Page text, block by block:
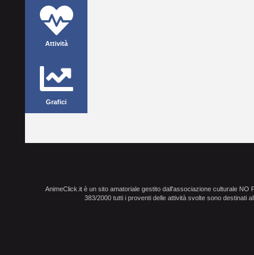
Attività
Grafici
AnimeClick.it è un sito amatoriale gestito dall'associazione culturale NO
383/2000 tutti i proventi delle attività svolte sono destinati